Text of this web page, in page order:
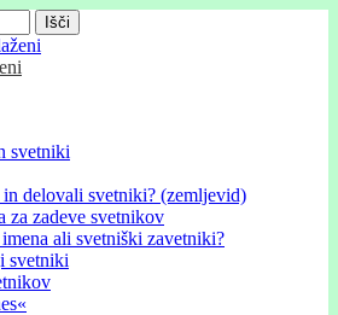
svetniki
delovali svetniki? (zemljevid)
za zadeve svetnikov
ali svetniški zavetniki?
svetniki